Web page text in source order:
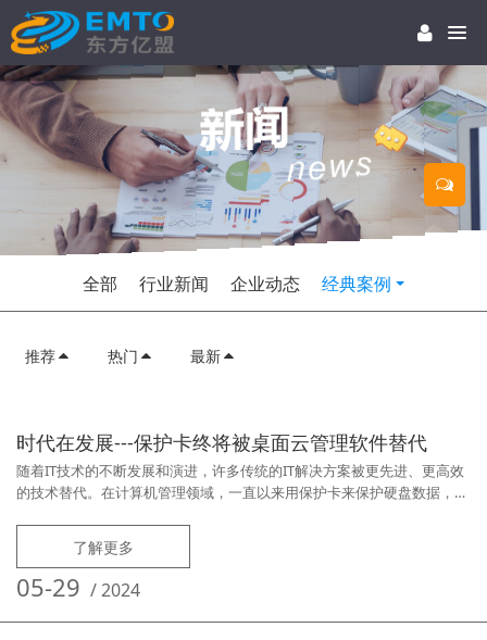
全部 行业新闻 企业动态 经典案例
推荐 热门 最新
时代在发展---保护卡终将被桌面云管理软件替代
随着IT技术的不断发展和演进，许多传统的IT解决方案被更先进、更高效
的技术替代。在计算机管理领域，一直以来用保护卡来保护硬盘数据，防
的普及，桌面云管理软件为计算机的集中管理带来了许多新的可能。北京
某职业学校计算机机房有近千台计算机，分属于多个机房，一直以来采用
保护卡管理，但由于机房多、且计算机分属不同批次，型号复杂，维护管
理非常辛苦，
了解更多
05-29 /2024